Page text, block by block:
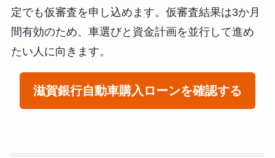
定でも仮審査を申し込めます。仮審査結果は3か月
間有効のため、車選びと資金計画を並行して進め
たい人に向きます。
滋賀銀行自動車購入ローンを確認する